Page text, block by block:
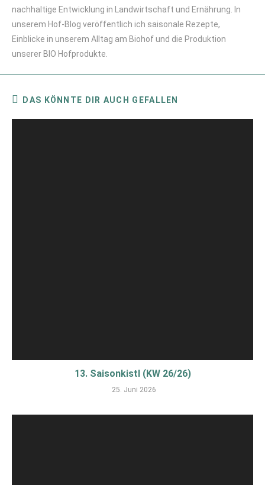
nachhaltige Entwicklung in Landwirtschaft und Ernährung. In
unserem Hof-Blog veröffentlich ich saisonale Rezepte,
Einblicke in unserem Alltag am Biohof und die Produktion
unserer BIO Hofprodukte.
DAS KÖNNTE DIR AUCH GEFALLEN
13. Saisonkistl (KW 26/26)
25. Juni 2026